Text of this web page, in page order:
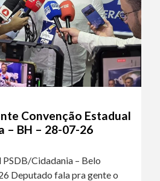
Convenção Estadual
– BH – 28-07-26
PSDB/Cidadania – Belo
Deputado fala pra gente o